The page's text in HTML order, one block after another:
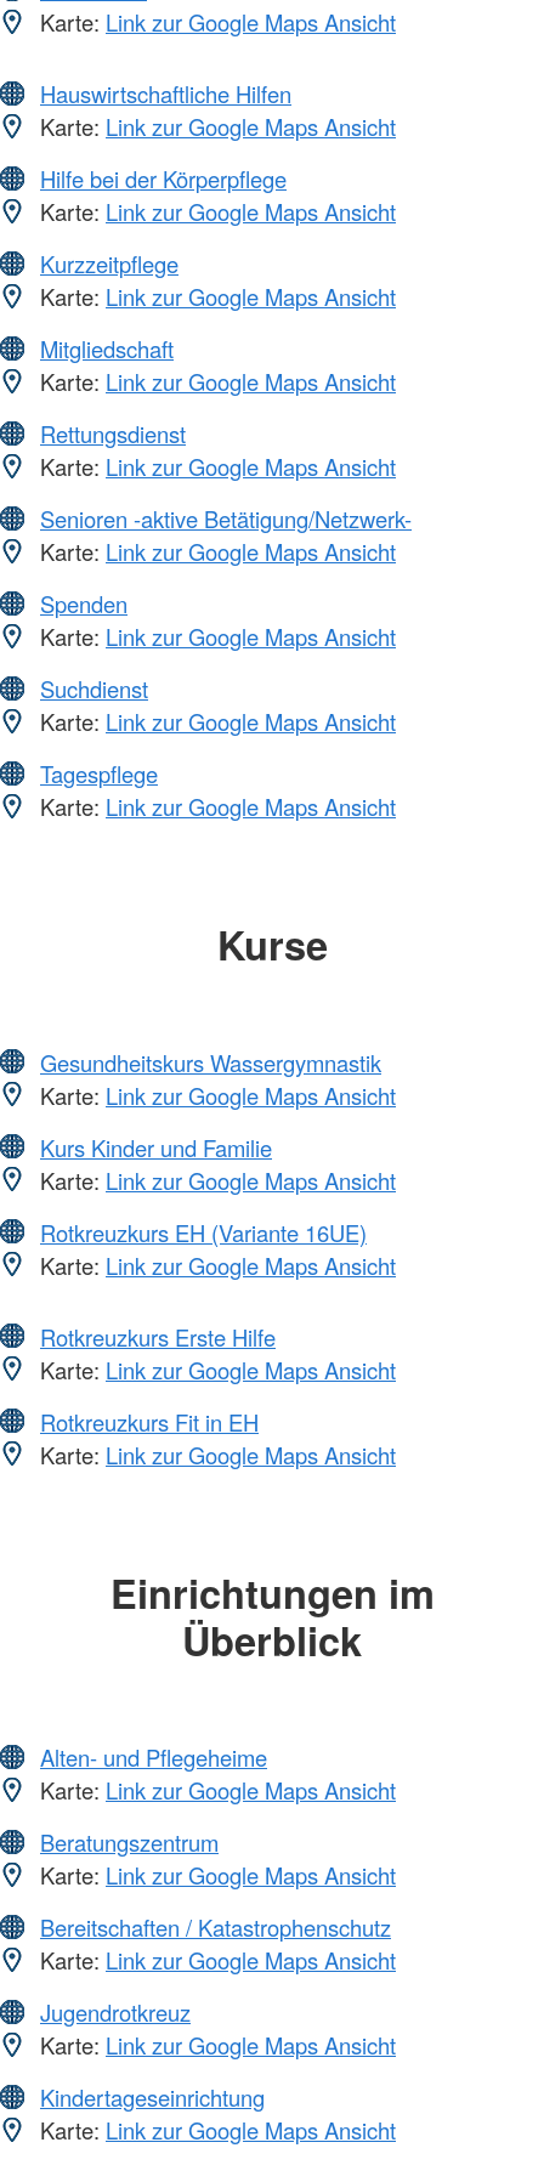
Karte: Link zur Google Maps Ansicht
Hauswirtschaftliche Hilfen
Karte: Link zur Google Maps Ansicht
Hilfe bei der Körperpflege
Karte: Link zur Google Maps Ansicht
Kurzzeitpflege
Karte: Link zur Google Maps Ansicht
Mitgliedschaft
Karte: Link zur Google Maps Ansicht
Rettungsdienst
Karte: Link zur Google Maps Ansicht
Senioren -aktive Betätigung/Netzwerk-
Karte: Link zur Google Maps Ansicht
Spenden
Karte: Link zur Google Maps Ansicht
Suchdienst
Karte: Link zur Google Maps Ansicht
Tagespflege
Karte: Link zur Google Maps Ansicht
Kurse
Gesundheitskurs Wassergymnastik
Karte: Link zur Google Maps Ansicht
Kurs Kinder und Familie
Karte: Link zur Google Maps Ansicht
Rotkreuzkurs EH (Variante 16UE)
Karte: Link zur Google Maps Ansicht
Rotkreuzkurs Erste Hilfe
Karte: Link zur Google Maps Ansicht
Rotkreuzkurs Fit in EH
Karte: Link zur Google Maps Ansicht
Einrichtungen im
Überblick
Alten- und Pflegeheime
Karte: Link zur Google Maps Ansicht
Beratungszentrum
Karte: Link zur Google Maps Ansicht
Bereitschaften / Katastrophenschutz
Karte: Link zur Google Maps Ansicht
Jugendrotkreuz
Karte: Link zur Google Maps Ansicht
Kindertageseinrichtung
Karte: Link zur Google Maps Ansicht